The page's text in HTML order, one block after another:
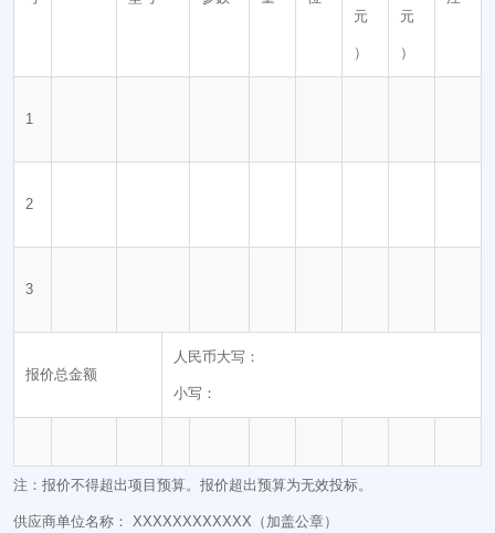
元
）
元
）
1
2
3
报价总金额
人民币大写：
小写：
注：报价不得超出项目预算。报价超出预算为无效投标。
供应商单位名称： XXXXXXXXXXXX（加盖公章）